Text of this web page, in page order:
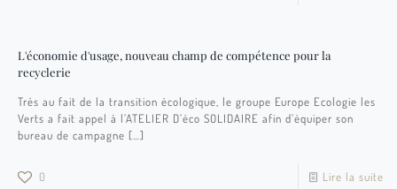
L'économie d'usage, nouveau champ de compétence pour la
recyclerie
Très au fait de la transition écologique, le groupe Europe Ecologie les
Verts a fait appel à l’ATELIER D’éco SOLIDAIRE afin d’équiper son
bureau de campagne […]
0 Lire la suite